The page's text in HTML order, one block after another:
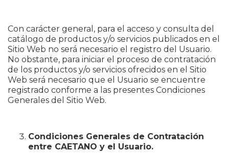
Con carácter general, para el acceso y consulta del
catálogo de productos y/o servicios publicados en el
Sitio Web no será necesario el registro del Usuario.
No obstante, para iniciar el proceso de contratación
de los productos y/o servicios ofrecidos en el Sitio
Web será necesario que el Usuario se encuentre
registrado conforme a las presentes Condiciones
Generales del Sitio Web.
Condiciones Generales de Contratación
entre CAETANO y el Usuario.